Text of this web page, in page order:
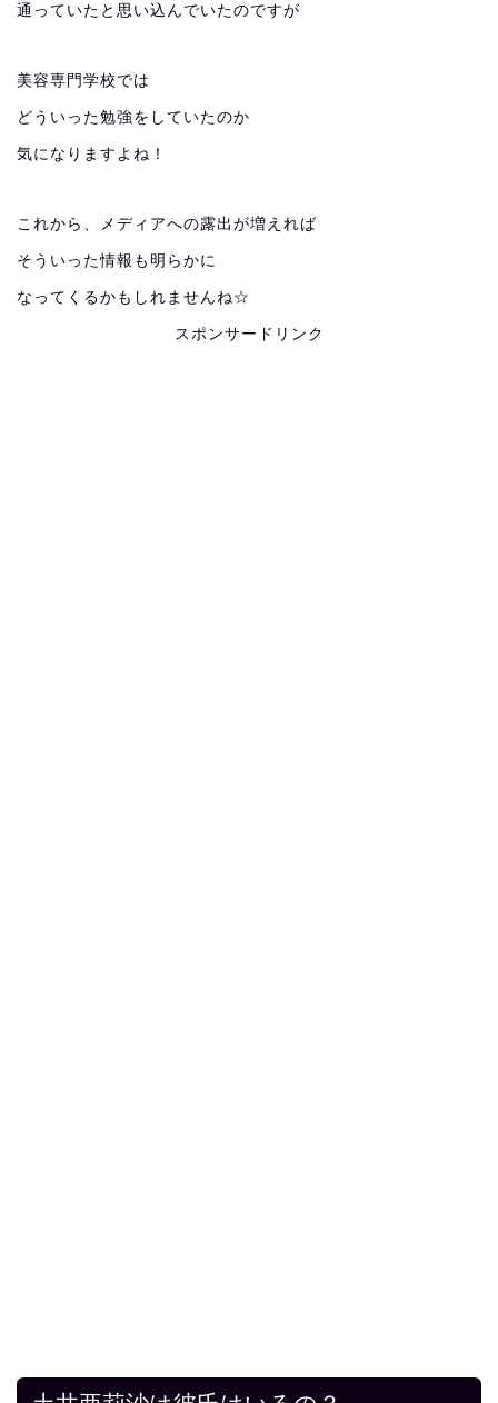
通っていたと思い込んでいたのですが
美容専門学校では
どういった勉強をしていたのか
気になりますよね！
これから、メディアへの露出が増えれば
そういった情報も明らかに
なってくるかもしれませんね☆
スポンサードリンク